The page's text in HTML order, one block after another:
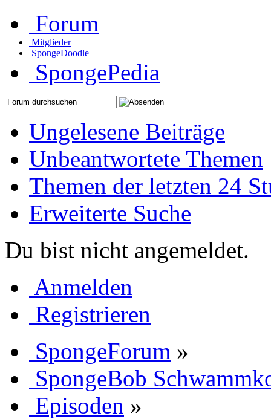
Forum
Mitglieder
SpongeDoodle
SpongePedia
Ungelesene Beiträge
Unbeantwortete Themen
Themen der letzten 24
Erweiterte Suche
Du bist nicht angemeldet.
Anmelden
Registrieren
SpongeForum »
SpongeBob
Episoden »